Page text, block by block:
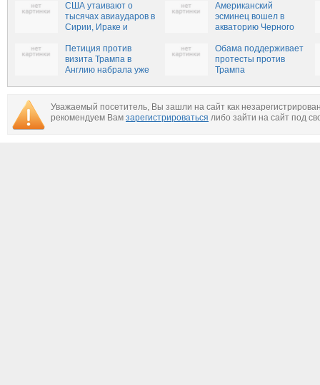
США утаивают о
тысячах авиаударов в
Сирии, Ираке и
Американский
эсминец вошел в
акваторию Черного
Петиция против
визита Трампа в
Англию набрала уже
Обама поддерживает
протесты против
Трампа
Уважаемый посетитель, Вы зашли на сайт как
рекомендуем Вам зарегистрироваться либо зайти на сайт под